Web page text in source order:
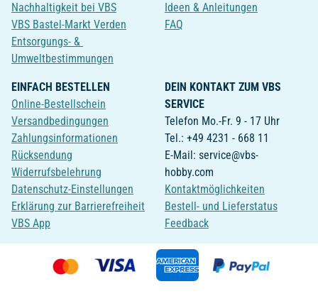
Nachhaltigkeit bei VBS
VBS Bastel-Markt Verden
Entsorgungs- &
Umweltbestimmungen
Ideen & Anleitungen
FAQ
EINFACH BESTELLEN
Online-Bestellschein
Versandbedingungen
Zahlungsinformationen
Rücksendung
Widerrufsbelehrung
Datenschutz-Einstellungen
Erklärung zur Barrierefreiheit
VBS App
DEIN KONTAKT ZUM VBS
SERVICE
Telefon Mo.-Fr. 9 - 17 Uhr
Tel.: +49 4231 - 668 11
E-Mail: service@vbs-
hobby.com
Kontaktmöglichkeiten
Bestell- und Lieferstatus
Feedback